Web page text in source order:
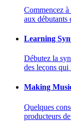
Commencez à
aux débutants
Learning
Débutez la
des leçons qui
Making
Quelques
producteurs